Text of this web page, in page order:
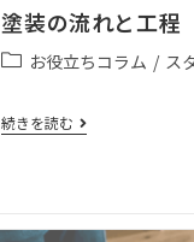
塗装の流れと工程
お役立ちコラム / ス
続きを読む